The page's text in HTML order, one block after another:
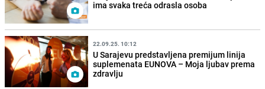
ima svaka treća odrasla osoba
22.09.25. 10:12
U Sarajevu predstavljena premijum linija
suplemenata EUNOVA – Moja ljubav prema
zdravlju